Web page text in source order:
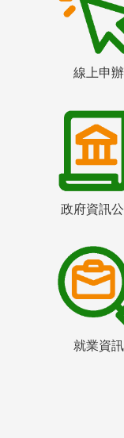
線上申辦
政府資訊
就業資訊